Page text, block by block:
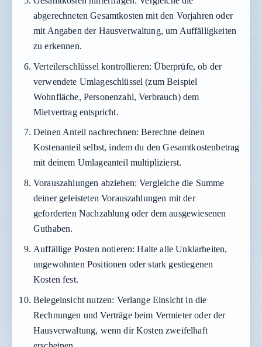
abgerechneten Gesamtkosten mit den Vorjahren oder
mit Angaben der Hausverwaltung, um Auffälligkeiten
zu erkennen.
Verteilerschlüssel kontrollieren: Überprüfe, ob der
verwendete Umlageschlüssel (zum Beispiel
Wohnfläche, Personenzahl, Verbrauch) dem
Mietvertrag entspricht.
Deinen Anteil nachrechnen: Berechne deinen
Kostenanteil selbst, indem du den Gesamtkostenbetrag
mit deinem Umlageanteil multiplizierst.
Vorauszahlungen abziehen: Vergleiche die Summe
deiner geleisteten Vorauszahlungen mit der
geforderten Nachzahlung oder dem ausgewiesenen
Guthaben.
Auffällige Posten notieren: Halte alle Unklarheiten,
ungewohnten Positionen oder stark gestiegenen
Kosten fest.
Belegeinsicht nutzen: Verlange Einsicht in die
Rechnungen und Verträge beim Vermieter oder der
Hausverwaltung, wenn dir Kosten zweifelhaft